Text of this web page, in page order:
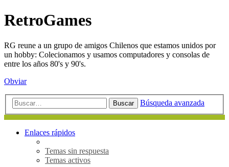
RetroGames
RG reune a un grupo de amigos Chilenos que estamos unidos por
un hobby: Colecionamos y usamos computadores y consolas de
entre los años 80's y 90's.
Obviar
Buscar Búsqueda avanzada
Enlaces rápidos
Temas sin respuesta
Temas activos